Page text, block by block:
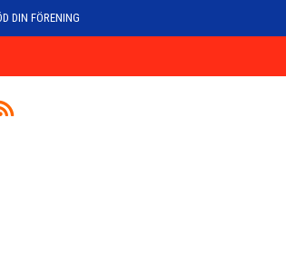
DIN FÖRENING